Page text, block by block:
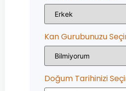
Kan Gurubunuzu
Doğum Tarihinizi